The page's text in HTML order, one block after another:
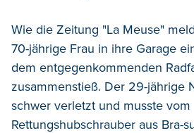
Wie die Zeitung "La Meuse"
70-jährige Frau in ihre Garage
dem entgegenkommenden
zusammenstieß. Der 29-jährige
schwer verletzt und musste vom
Rettungshubschrauber aus Bra-